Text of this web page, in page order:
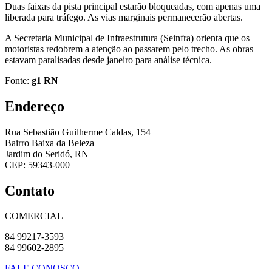
Duas faixas da pista principal estarão bloqueadas, com apenas uma
liberada para tráfego. As vias marginais permanecerão abertas.
A Secretaria Municipal de Infraestrutura (Seinfra) orienta que os
motoristas redobrem a atenção ao passarem pelo trecho. As obras
estavam paralisadas desde janeiro para análise técnica.
Fonte: g1 RN
Endereço
Rua Sebastião Guilherme Caldas, 154
Bairro Baixa da Beleza
Jardim do Seridó, RN
CEP: 59343-000
Contato
COMERCIAL
84 99217-3593
84 99602-2895